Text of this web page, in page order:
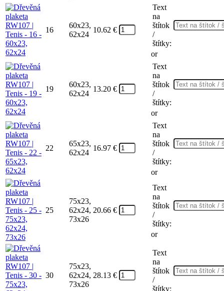
16
60x23,
62x24
10.62 €
Text
na
štítok
/
štítky:
or
19
60x23,
62x24
13.20 €
Text
na
štítok
/
štítky:
or
22
65x23,
62x24
16.97 €
Text
na
štítok
/
štítky:
or
25
75x23,
62x24,
73x26
20.66 €
Text
na
štítok
/
štítky:
or
30
75x23,
62x24,
73x26
28.13 €
Text
na
štítok
/
štítky: